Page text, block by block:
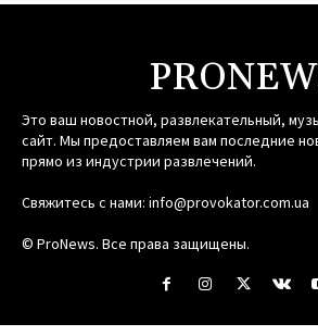
Это ваш новостной, развлекательный,
сайт. Мы предоставляем вам последние
прямо из индустрии развлечений.
Свяжитесь с нами: info@provokator.com.ua
© ProNews. Все права защищены.